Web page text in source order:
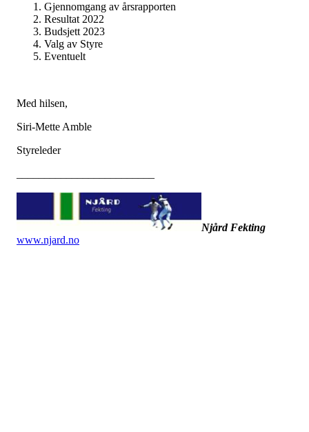
Gjennomgang av årsrapporten
Resultat 2022
Budsjett 2023
Valg av Styre
Eventuelt
Med hilsen,
Siri-Mette Amble
Styreleder
Njård Fekting
www.njard.no